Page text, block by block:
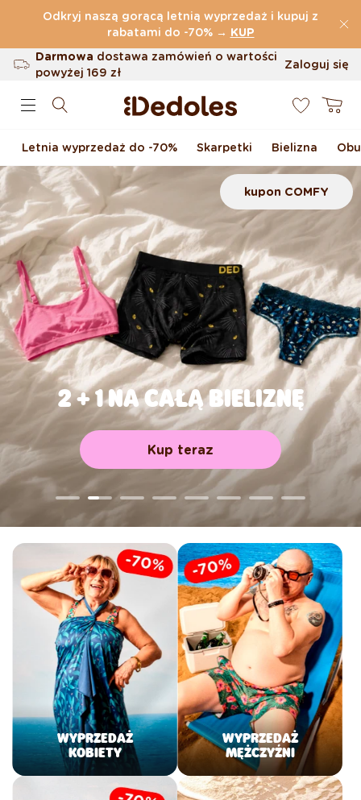
Przejdź do treści
Odkryj naszą gorącą letnią wyprzedaż i kupuj z
rabatami do -70% → KUP
(32.787 Opinie)
Darmowa dostawa zamówień o wartości
powyżej169 zł
Możliwość zwrotu w ciągu 100 dni
Zaloguj się
Koszyk
Letnia wyprzedaż do -70% Skarpetki Bielizna
2 + 1 NA CAŁĄ BIELIZNĘ
Kup teraz
kupon COMFY
WYPRZEDAŻ
KOBIETY
WYPRZEDAŻ
MĘŻCZYŹNI